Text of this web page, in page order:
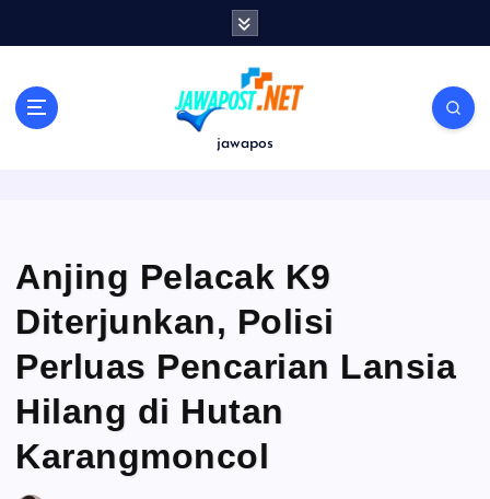
jawapos
Anjing Pelacak K9
Diterjunkan, Polisi
Perluas Pencarian Lansia
Hilang di Hutan
Karangmoncol